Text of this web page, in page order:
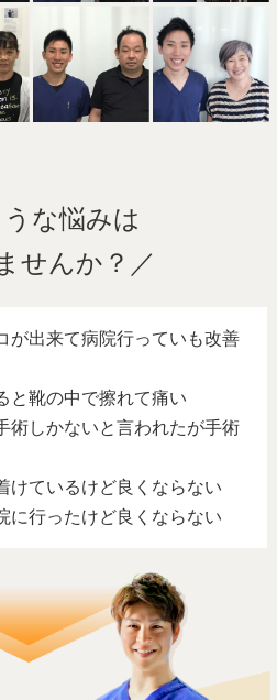
な悩みは
せんか？／
が出来て病院行っていも改善
と靴の中で擦れて痛い
術しかないと言われたが手術
けているけど良くならない
に行ったけど良くならない